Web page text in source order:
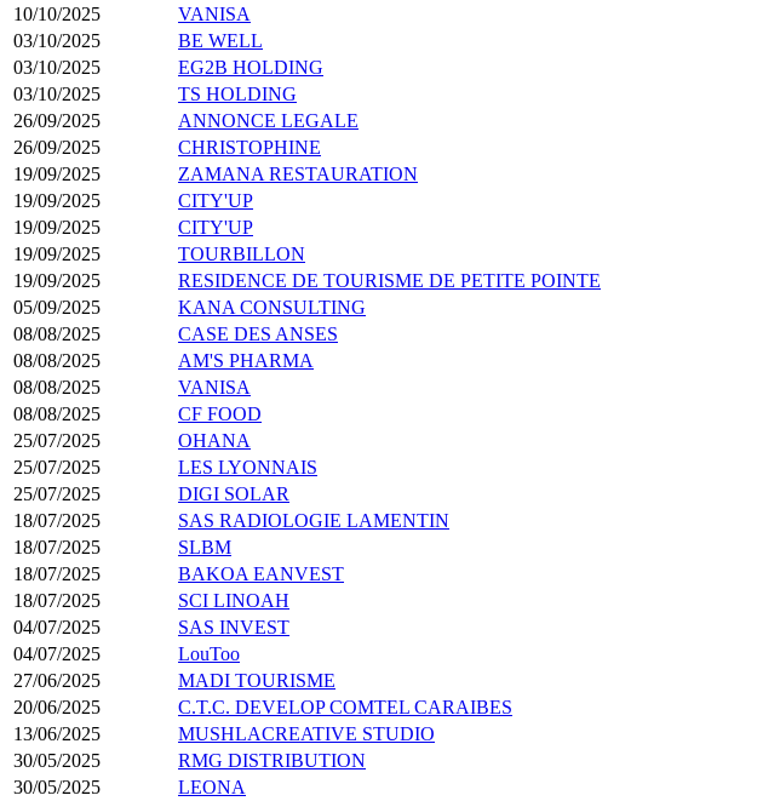
10/10/2025
VANISA
03/10/2025
BE WELL
03/10/2025
EG2B HOLDING
03/10/2025
TS HOLDING
26/09/2025
ANNONCE LEGALE
26/09/2025
CHRISTOPHINE
19/09/2025
ZAMANA RESTAURATION
19/09/2025
CITY'UP
19/09/2025
CITY'UP
19/09/2025
TOURBILLON
19/09/2025
RESIDENCE DE TOURISME DE PETITE POINTE
05/09/2025
KANA CONSULTING
08/08/2025
CASE DES ANSES
08/08/2025
AM'S PHARMA
08/08/2025
VANISA
08/08/2025
CF FOOD
25/07/2025
OHANA
25/07/2025
LES LYONNAIS
25/07/2025
DIGI SOLAR
18/07/2025
SAS RADIOLOGIE LAMENTIN
18/07/2025
SLBM
18/07/2025
BAKOA EANVEST
18/07/2025
SCI LINOAH
04/07/2025
SAS INVEST
04/07/2025
LouToo
27/06/2025
MADI TOURISME
20/06/2025
C.T.C. DEVELOP COMTEL CARAIBES
13/06/2025
MUSHLACREATIVE STUDIO
30/05/2025
RMG DISTRIBUTION
30/05/2025
LEONA